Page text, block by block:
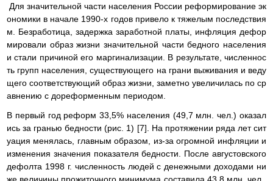
Для значительной части населения России реформирование эк
ономики в начале 1990-х годов привело к тяжелым последствия
м. Безработица, задержка заработной платы, инфляция дефор
мировали образ жизни значительной части бедного населения
и стали причиной его маргинализации. В результате, численнос
ть групп населения, существующего на грани выживания и веду
щего соответствующий образ жизни, заметно увеличилась по ср
авнению с дореформенным периодом.
В первый год реформ 33,5% населения (49,7 млн. чел.) оказал
ись за гранью бедности (рис. 1) [7]. На протяжении ряда лет сит
уация менялась, главным образом, из-за огромной инфляции и
изменения значения показателя бедности. После августовского
дефолта 1998 г. численность людей с денежными доходами ни
же величины прожиточного минимума составила 43,8 млн. чел.,